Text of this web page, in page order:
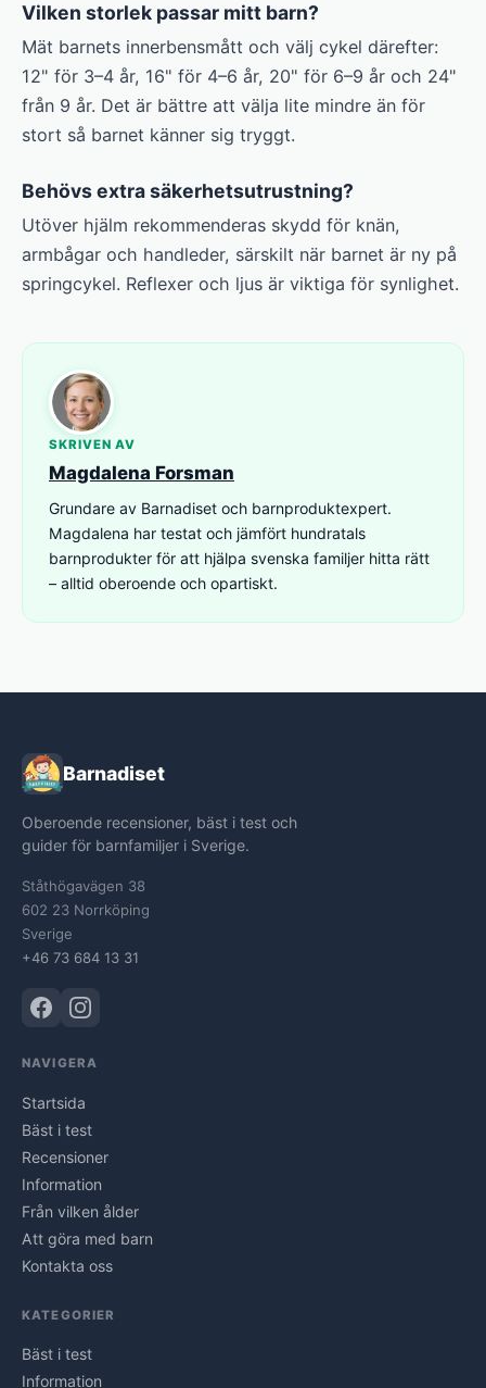
Vilken storlek passar mitt barn?
Mät barnets innerbensmått och välj cykel därefter:
12" för 3–4 år, 16" för 4–6 år, 20" för 6–9 år och 24"
från 9 år. Det är bättre att välja lite mindre än för
stort så barnet känner sig tryggt.
Behövs extra säkerhetsutrustning?
Utöver hjälm rekommenderas skydd för knän,
armbågar och handleder, särskilt när barnet är ny på
springcykel. Reflexer och ljus är viktiga för synlighet.
SKRIVEN AV
Magdalena Forsman
Grundare av Barnadiset och barnproduktexpert.
Magdalena har testat och jämfört hundratals
barnprodukter för att hjälpa svenska familjer hitta rätt
– alltid oberoende och opartiskt.
Barnadiset
Oberoende recensioner, bäst i test och
guider för barnfamiljer i Sverige.
Ståthögavägen 38
602 23 Norrköping
Sverige
+46 73 684 13 31
NAVIGERA
Startsida
Bäst i test
Recensioner
Information
Från vilken ålder
Att göra med barn
Kontakta oss
KATEGORIER
Bäst i test
Information